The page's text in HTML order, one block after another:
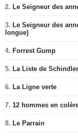
2. Le Seigneur des
3. Le Seigneur des
longue)
4. Forrest Gump
5. La Liste de Schindler
6. La Ligne verte
7. 12 hommes en
8. Le Parrain